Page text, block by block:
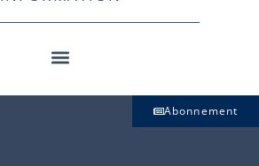
Abonnement